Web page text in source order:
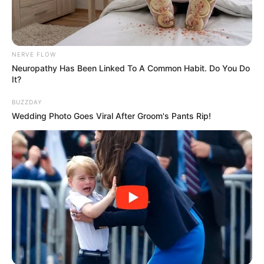
O diálogo direto com as lideranças da categoria
NERVE FLOW
Neuropathy Has Been Linked To A Common Habit. Do You Do
It?
BUZZDAY
Wedding Photo Goes Viral After Groom's Pants Rip!